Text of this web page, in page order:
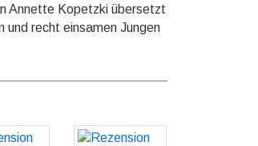
Annette Kopetzki über­setzt
und recht ein­samen Jungen
zu
Rezension zu